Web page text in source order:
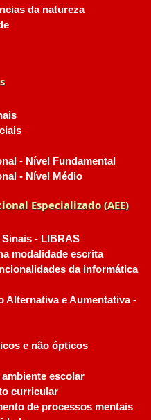
da natureza
- Nível Fundamental
- Nível Médio
Especializado (AEE)
- LIBRAS
modalidade escrita
da informática
Alternativa e Aumentativa -
e não ópticos
escolar
curricular
de processos mentais